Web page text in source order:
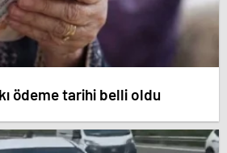
ödeme tarihi belli oldu